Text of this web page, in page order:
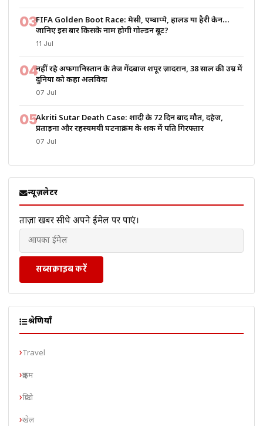
03FIFA Golden Boot Race: मेसी, एम्बाप्पे, हालैंड या हैरी केन…
जानिए इस बार किसके नाम होगी गोल्डन बूट?
11 Jul
04नहीं रहे अफगानिस्तान के तेज गेंदबाज शपूर ज़ादरान, 38 साल की उम्र में
दुनिया को कहा अलविदा
07 Jul
05Akriti Sutar Death Case: शादी के 72 दिन बाद मौत, दहेज,
प्रताड़ना और रहस्यमयी घटनाक्रम के शक में पति गिरफ्तार
07 Jul
न्यूज़लेटर
ताज़ा खबरें सीधे अपने ईमेल पर पाएं।
सब्सक्राइब करें
श्रेणियाँ
Travel
क्राइम
क्रिप्टो
खेल